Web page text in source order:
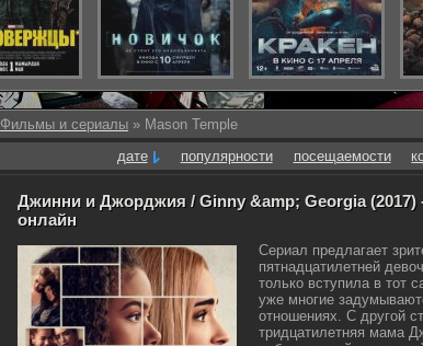
Фильмы и сериалы » Mason Temple
дате
популярности посещаемости
Джинни и Джорджия / Ginny &amp; Georgia (2017)
онлайн
Сериал предлагает
пятнадцатилетней
только вступила в тот
уже многие
отношениях. С другой
тридцатилетняя мама